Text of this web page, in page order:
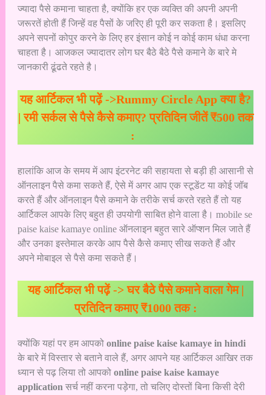
ज्यादा पैसे कमाना चाहता है, क्योंकि हर एक व्यक्ति की अपनी अपनी
जरूरतें होती हैं जिन्हें वह पैसों के जरिए ही पूरी कर सकता है। इसलिए
अपने सपनों कोपुर करने के लिए हर इंसान कोई न कोई काम धंधा करना
चाहता है। आजकल ज्यादातर लोगघर बैठे बैठे पैसे कमानेके बारे मे
जानकारी ढूंढते रहते है।
यह आर्टिकल भी पढ़ें ->Rummy Circle App क्या है?
| रमी सर्कल से पैसे कैसे कमाए? प्रतिदिन जीतें ₹500 तक
:
हालांकि आज के समय में आप इंटरनेट की सहायता से बड़ी ही आसानी से
ऑनलाइन पैसे कमा सकते हैं, ऐसे में अगर आप एक स्टूडेंट या कोई जॉब
करते हैं और ऑनलाइन पैसे कमाने के तरीके सर्च करते रहते हैं तो यह
आर्टिकल आपके लिए बहुत ही उपयोगी साबित होने वाला है। mobile se
paise kaise kamayeonline ऑनलाइन बहुत सारे ऑप्शन मिल जाते हैं
और उनका इस्तेमाल करके आप पैसे कैसे कमाए सीख सकते हैं और
अपने मोबाइल से पैसे कमा सकते हैं।
यह आर्टिकल भी पढ़ें -> घर बैठे पैसे कमाने वाला गेम |
प्रतिदिन कमाए ₹1000 तक :
क्योंकि यहां पर हम आपको online paise kaise kamaye in hindi
के बारे में विस्तार से बताने वाले हैं, अगर आपने यह आर्टिकल आखिर तक
ध्यान से पढ़ लिया तो आपको online paise kaise kamaye
application सर्च नहीं करना पड़ेगा, तो चलिए दोस्तों बिना किसी देरी